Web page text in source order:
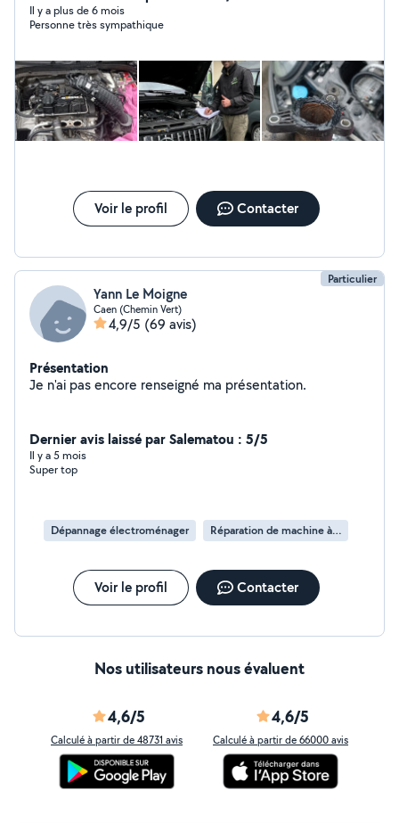
meuleuse, vibreur, etc. Je réside à Caen . Si vous avez
besoin d'aide pour réparer des outils, de
des plaquettes de frein, etc., je serais heureux d'y
contribuer.
Il y a plus de 6 mois
Personne très sympathique
Voir le profil Contacter
Particulier
Yann Le Moigne
Caen (Chemin Vert)
4,9/5 (69 avis)
Présentation
Je n'ai pas encore renseigné ma présentation.
Dernier avis laissé par Salematou : 5/5
Il y a 5 mois
Super top
Dépannage électroménager Réparation de machine à laver
Voir le profil Contacter
Nos utilisateurs nous évaluent
4,6/5
Calculé à partir de 48731 avis
4,6/5
Calculé à partir de 66000 avis